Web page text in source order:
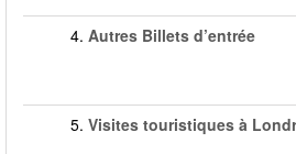
4. Autres Billets d’entrée
5. Visites touristiques à